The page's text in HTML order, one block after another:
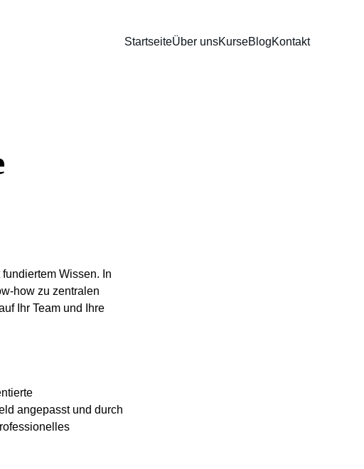
StartseiteÜber unsKurseBlogKontakt
Wissen. In
how zu zentralen
Ihr Team und Ihre
angepasst und durch